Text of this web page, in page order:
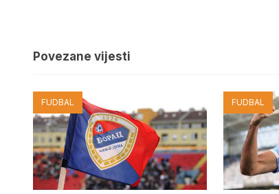
Povezane vijesti
FUDBAL FUDBAL